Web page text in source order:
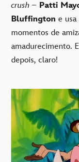
crush – Patti
Bluffington e usa
momentos de
amadurecimento.
depois, claro!